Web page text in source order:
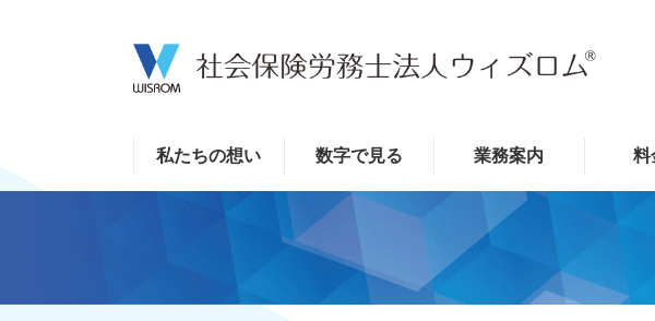
私たちの想い 数字で見る 業務案内 料